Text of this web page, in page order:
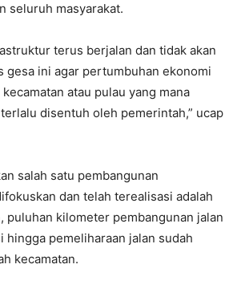
seluruh masyarakat.
terus berjalan dan tidak akan
gesa ini agar pertumbuhan ekonomi
atau pulau yang mana
disentuh oleh pemerintah,” ucap
salah satu pembangunan
dan telah terealisasi adalah
puluhan kilometer pembangunan jalan
hingga pemeliharaan jalan sudah
kecamatan.